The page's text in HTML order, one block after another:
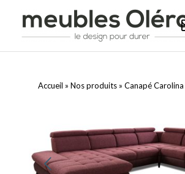
Accueil »Nos produits »Canapé Carolina
Suivant